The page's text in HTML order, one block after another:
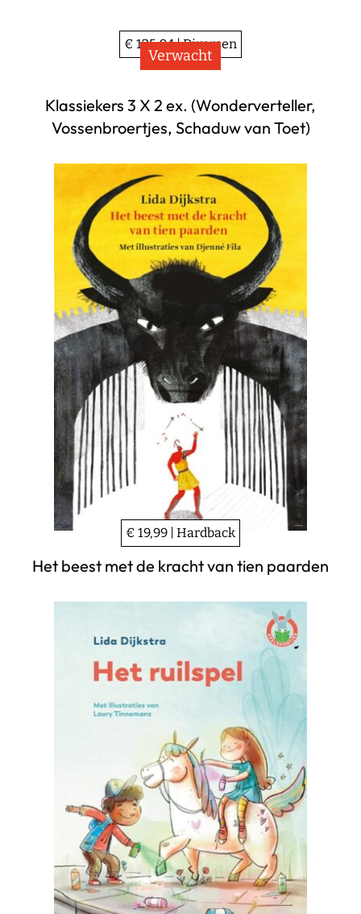
€ 125,94 | Diversen
Verwacht
Klassiekers 3 X 2 ex. (Wonderverteller,
Vossenbroertjes, Schaduw van Toet)
€ 19,99 | Hardback
Het beest met de kracht van tien paarden